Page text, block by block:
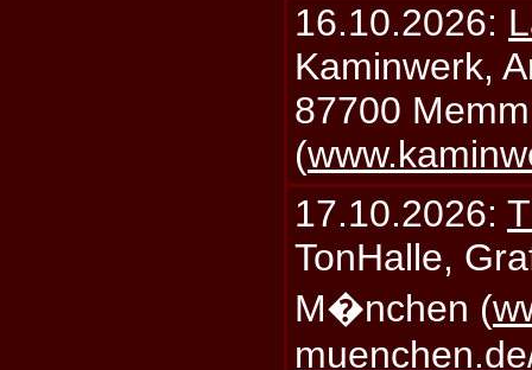
16.10.2026:
Kaminwerk,
87700
(
17.10.2026:
TonHalle,
M�nchen (